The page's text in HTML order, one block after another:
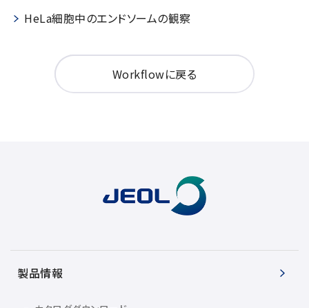
HeLa細胞中のエンドソームの観察
Workflowに戻る
製品情報